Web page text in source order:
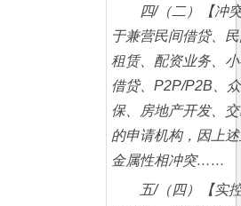
四/（二）【冲
于兼营民间借贷、
租赁、配资业务、
借贷、P2P/P2B、
保、房地产开发、
的申请机构，因上
金属性相冲突……
五/（四）【实